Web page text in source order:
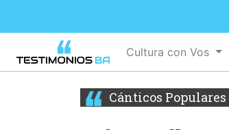
Cultura con Vos
Cánticos Populares